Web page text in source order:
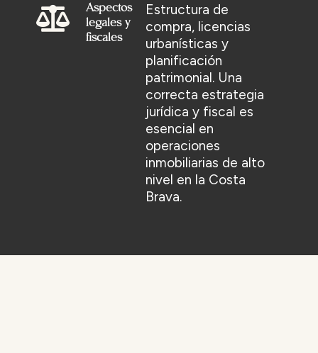
Aspectos
legales y
fiscales
Estructura de
compra, licencias
urbanísticas y
planificación
patrimonial. Una
correcta estrategia
jurídica y fiscal es
esencial en
operaciones
inmobiliarias de alto
nivel en la Costa
Brava.